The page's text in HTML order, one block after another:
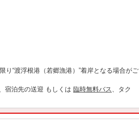
り“渡浮根港（若郷漁港）”着岸となる場合がご
宿泊先の送迎 もしくは 臨時無料バス、タク